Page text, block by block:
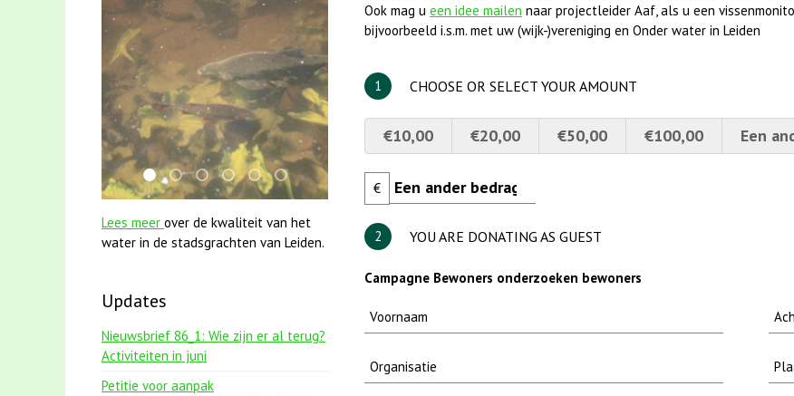
Ook mag u een idee mailen naar projectleider Aaf, als u een
bijvoorbeeld i.s.m. met uw (wijk-)vereniging en Onder water in Leiden
1 CHOOSE OR SELECT YOUR AMOUNT
€10,00 €20,00 €50,00 €100,00 Een
€
2 YOU ARE DONATING AS GUEST
Campagne Bewoners onderzoeken bewoners
jun2021 28 brasem en rietvoorns 4a verscherpt
mei2021 1 snoekje elly
smoelenboek fifi en karper nieuwsbrief-
karper met kattenklimtouw
jun2021 zaklv 5 snoekje MOOI
mei2021 watervogelmethode fuut met baars
Lees meer over de kwaliteit van het
water in de stadsgrachten van Leiden.
Updates
Nieuwsbrief 86_1: Wie zijn er al terug?
Activiteiten in juni
Petitie voor aanpak